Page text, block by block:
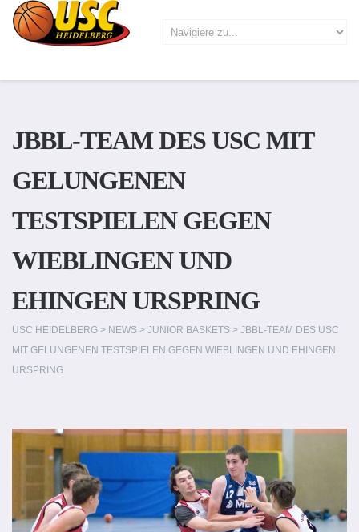
JBBL-TEAM DES USC MIT
GELUNGENEN
TESTSPIELEN GEGEN
WIEBLINGEN UND
EHINGEN URSPRING
USC HEIDELBERG > NEWS > JUNIOR BASKETS > JBBL-TEAM DES USC
MIT GELUNGENEN TESTSPIELEN GEGEN WIEBLINGEN UND EHINGEN
URSPRING